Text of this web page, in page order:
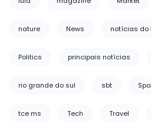
nature News notícias do
Politics principais notícias
rio grande do sul sbt
tce ms Tech Travel